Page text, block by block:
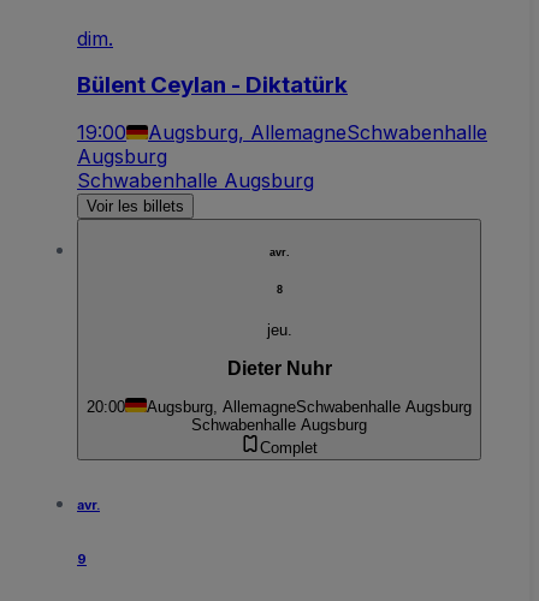
dim.
Bülent Ceylan - Diktatürk
19:00 Augsburg, AllemagneSchwabenhalle
Augsburg
Schwabenhalle Augsburg
Voir les billets
avr.
8
jeu.
Dieter Nuhr
20:00 Augsburg, AllemagneSchwabenhalle Augsburg
Schwabenhalle Augsburg
Complet
avr.
9